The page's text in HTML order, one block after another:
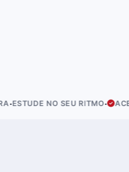
SEU RITMO· ACESSO